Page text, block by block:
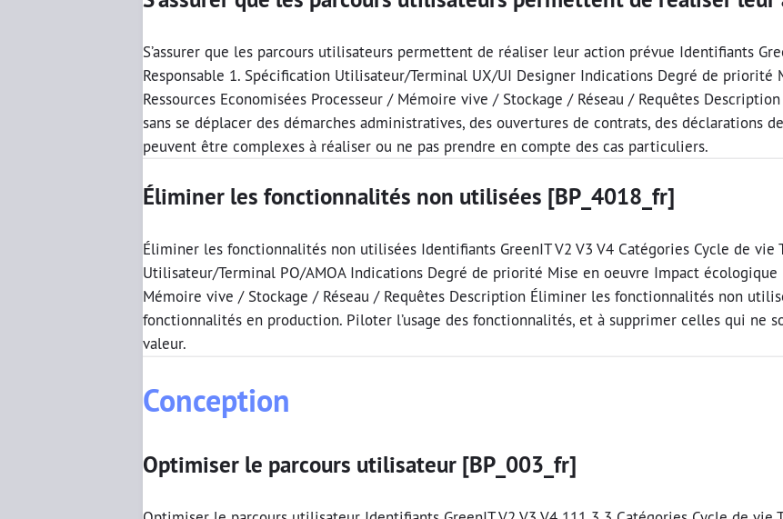
S’assurer que les parcours utilisateurs permettent de réaliser leur action prévue Identifiants
Responsable 1. Spécification Utilisateur/Terminal UX/UI Designer Indications Degré de
Ressources Economisées Processeur / Mémoire vive / Stockage / Réseau / Requêtes
sans se déplacer des démarches administratives, des ouvertures de contrats, des déclarations
peuvent être complexes à réaliser ou ne pas prendre en compte des cas particuliers.
Éliminer les fonctionnalités non utilisées [BP_4018_fr]
Éliminer les fonctionnalités non utilisées Identifiants GreenIT V2 V3 V4 Catégories Cycle de vie
Utilisateur/Terminal PO/AMOA Indications Degré de priorité Mise en oeuvre Impact écologique
Mémoire vive / Stockage / Réseau / Requêtes Description Éliminer les fonctionnalités non
fonctionnalités en production. Piloter l’usage des fonctionnalités, et à supprimer celles qui ne
valeur.
Conception
Optimiser le parcours utilisateur [BP_003_fr]